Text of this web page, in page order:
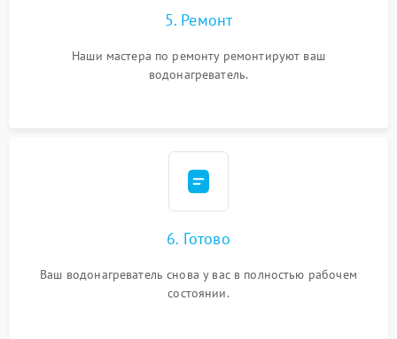
5. Ремонт
Наши мастера по ремонту ремонтируют ваш
водонагреватель.
6. Готово
Ваш водонагреватель снова у вас в полностью рабочем
состоянии.